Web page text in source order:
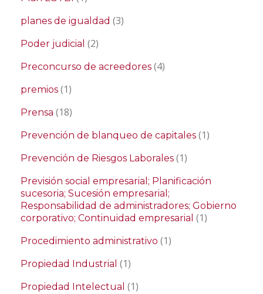
planes de igualdad (3)
Poder judicial (2)
Preconcurso de acreedores (4)
premios (1)
Prensa (18)
Prevención de blanqueo de capitales (1)
Prevención de Riesgos Laborales (1)
Previsión social empresarial; Planificación
sucesoria; Sucesión empresarial;
Responsabilidad de administradores; Gobierno
corporativo; Continuidad empresarial (1)
Procedimiento administrativo (1)
Propiedad Industrial (1)
Propiedad Intelectual (1)